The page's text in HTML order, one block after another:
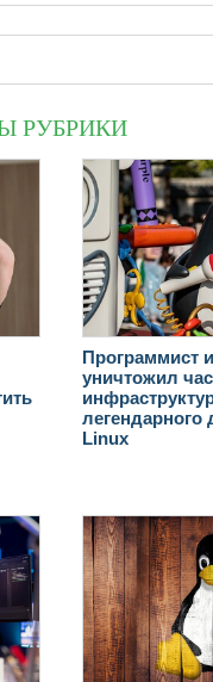
РУБРИКИ
Программист
уничтожил
легендарного
Linux